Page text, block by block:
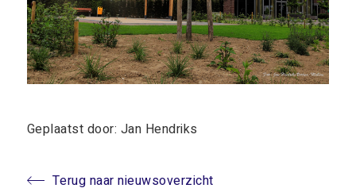
Geplaatst door: Jan Hendriks
Terug naar nieuwsoverzicht